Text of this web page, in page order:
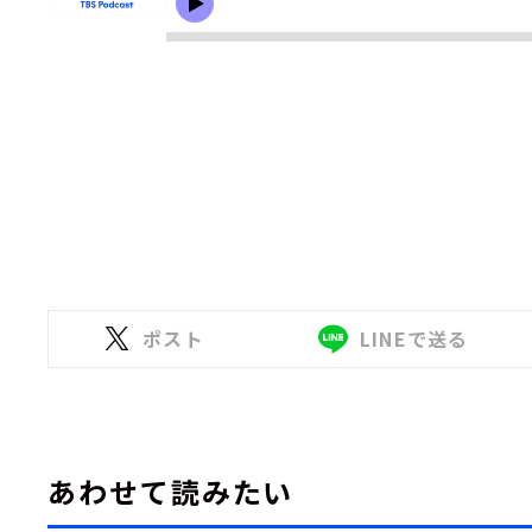
ポスト LINEで送る
あわせて読みたい